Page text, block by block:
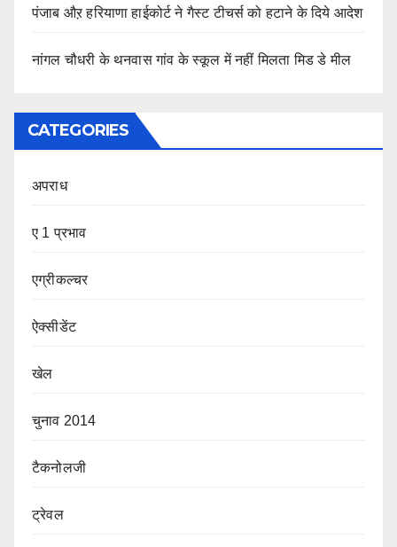
पंजाब औऱ हरियाणा हाईकोर्ट ने गैस्ट टीचर्स को हटाने के दिये आदेश
नांगल चौधरी के थनवास गांव के स्कूल में नहीं मिलता मिड डे मील
CATEGORIES
अपराध
ए 1 प्रभाव
एग्रीकल्चर
ऐक्सीडेंट
खेल
चुनाव 2014
टैकनोलजी
ट्रेवल